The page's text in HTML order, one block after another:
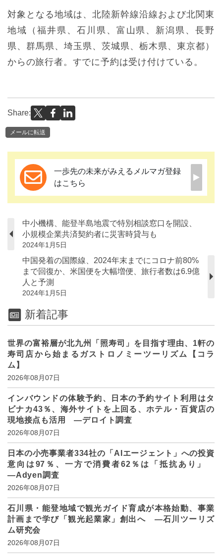
対象となる地域は、北陸新幹線沿線および北関東
地域（福井県、石川県、富山県、新潟県、長野
県、群馬県、埼玉県、茨城県、栃木県、東京都）
からの旅行者。すでに予約は受け付けている。
Share:
メールに転送
一歩先の未来がみえるメルマガ登録
はこちら
中小機構、能登半島地震で特別相談窓口を開設、
小規模企業共済契約者に災害時貸与も
2024年1月5日
中国発着の国際線、2024年末までにコロナ前80%
まで回復か、米国便を大幅増便、旅行者数は6.9億
人と予測
2024年1月5日
新着記事
世界の富裕層が北九州「照寿司」を目指す理由、1軒の
寿司店から始まるガストロノミーツーリズム【コラ
ム】
2026年08月07日
インバウンドの体験予約、日本の予約サイト利用はタ
ビナカ43％、海外サイトを上回る、ホテル・百貨店の
現地接点も活用 ―デロイト調査
2026年08月07日
日本の小売事業者334社の「AIエージェント」への投資
意向は97％、一方で消費者62％は「抵抗あり」
―Adyen調査
2026年08月07日
石川県・能登地域で観光ガイド育成が本格始動、事業
計画まで学び「観光起業家」創出へ ―石川ツーリズ
ム研究会
2026年08月07日